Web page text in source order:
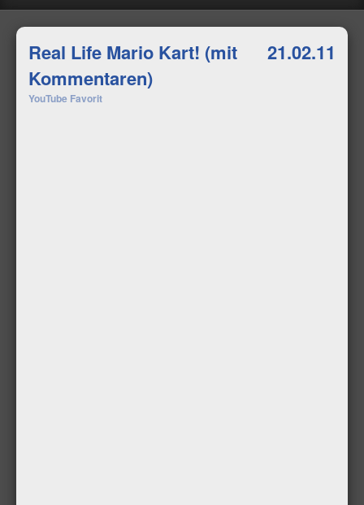
21.02.11
Real Life Mario Kart! (mit
Kommentaren)
YouTube Favorit